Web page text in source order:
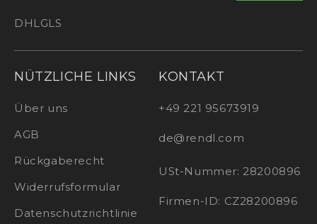
DHLGLS
NÜTZLICHE LINKS
Über uns
AGB
Rückgaberecht
Widerrufsformular
Datenschutzrichtlinie
KONTAKT
+49 221 95673919
de@rendl.com
USt-Nummer: 28200896
Firmen-ID: CZ28200896